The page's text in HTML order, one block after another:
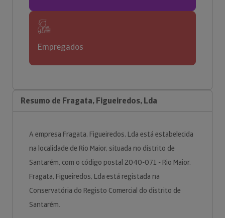
Empregados
Resumo de Fragata, Figueiredos, Lda
A empresa Fragata, Figueiredos, Lda está estabelecida
na localidade de Rio Maior, situada no distrito de
Santarém, com o código postal 2040-071 - Rio Maior.
Fragata, Figueiredos, Lda está registada na
Conservatória do Registo Comercial do distrito de
Santarém.